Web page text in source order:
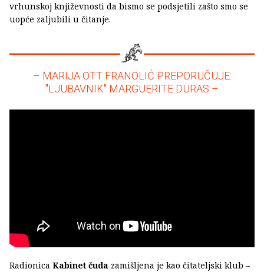
vrhunskoj književnosti da bismo se podsjetili zašto smo se
uopće zaljubili u čitanje.
– MARIJA OTT FRANOLIĆ PREPORUČUJE:
"LJUBAVNIK" MARGUERITE DURAS –
Radionica Kabinet čuda zamišljena je kao čitateljski klub –